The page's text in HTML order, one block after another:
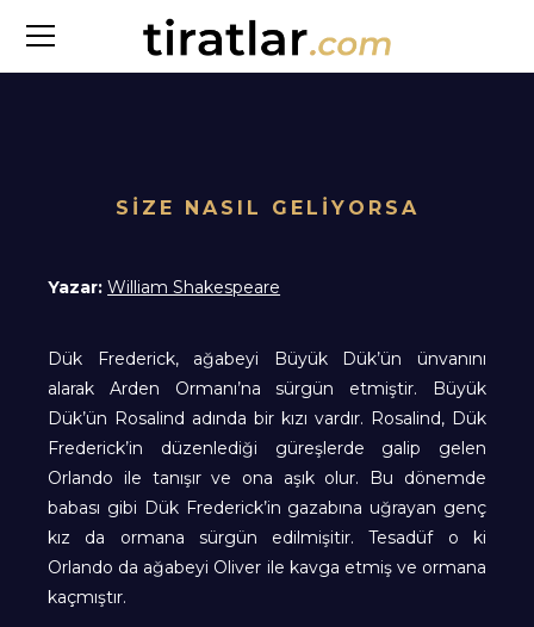
SİZE NASIL GELİYORSA
Yazar: William Shakespeare
Dük Frederick, ağabeyi Büyük Dük’ün ünvanını
alarak Arden Ormanı’na sürgün etmiştir. Büyük
Dük’ün Rosalind adında bir kızı vardır. Rosalind, Dük
Frederick’in düzenlediği güreşlerde galip gelen
Orlando ile tanışır ve ona aşık olur. Bu dönemde
babası gibi Dük Frederick’in gazabına uğrayan genç
kız da ormana sürgün edilmişitir. Tesadüf o ki
Orlando da ağabeyi Oliver ile kavga etmiş ve ormana
kaçmıştır.